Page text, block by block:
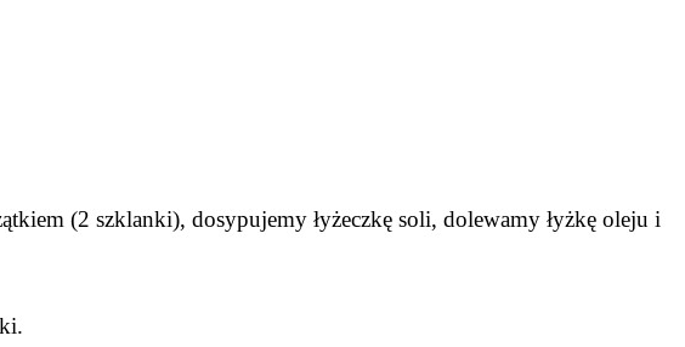
(2 szklanki), dosypujemy łyżeczkę soli, dolewamy łyżkę oleju i